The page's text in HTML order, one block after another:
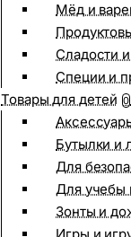
Мёд и
Сладости
Специи и
Товары для детей 0
Бутылки и
Для
Для учебы
Зонты и